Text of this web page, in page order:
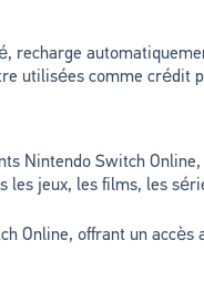
recharge
utilisées comme crédit
Nintendo Switch
jeux, les films, les
Online, offrant un